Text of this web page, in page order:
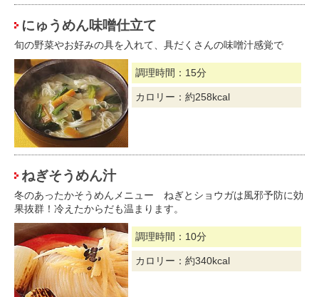
にゅうめん味噌仕立て
旬の野菜やお好みの具を入れて、具だくさんの味噌汁感覚で
調理時間：15分
カロリー：約258kcal
ねぎそうめん汁
冬のあったかそうめんメニュー ねぎとショウガは風邪予防に効
果抜群！冷えたからだも温まります。
調理時間：10分
カロリー：約340kcal